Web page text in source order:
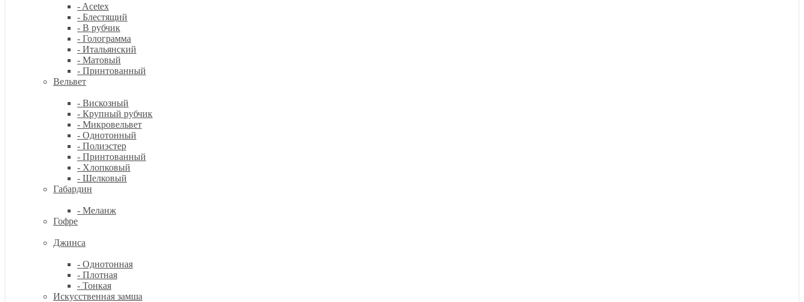
- Acetex
- Блестящий
- В рубчик
- Голограмма
- Итальянский
- Матовый
- Принтованный
Вельвет
- Вискозный
- Крупный рубчик
- Микровельвет
- Однотонный
- Полиэстер
- Принтованный
- Хлопковый
- Шелковый
Габардин
- Меланж
Гофре
Джинса
- Однотонная
- Плотная
- Тонкая
Искусственная замша